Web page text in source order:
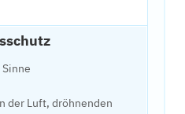
der Luft, dröhnenden